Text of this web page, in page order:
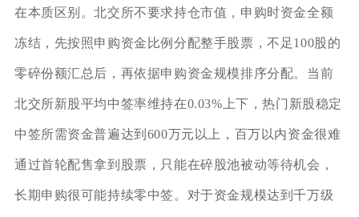
在本质区别。北交所不要求持仓市值，申购时资金全额
冻结，先按照申购资金比例分配整手股票，不足100股的
零碎份额汇总后，再依据申购资金规模排序分配。当前
北交所新股平均中签率维持在0.03%上下，热门新股稳定
中签所需资金普遍达到600万元以上，百万以内资金很难
通过首轮配售拿到股票，只能在碎股池被动等待机会，
长期申购很可能持续零中签。对于资金规模达到千万级